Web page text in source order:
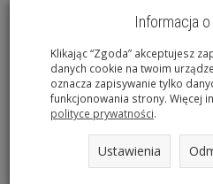
Ssak ręczny w pokrowcu
Ssak ręczny AEROsuc -
Przygotowany do szybkiego
Informacja
Klikając “Zgoda” akceptujesz
danych cookie na twoim
oznacza zapisywanie tylko
funkcjonowania strony. Więcej
polityce prywatności.
Ustawienia